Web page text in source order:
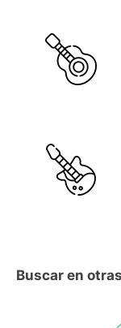
Buscar en